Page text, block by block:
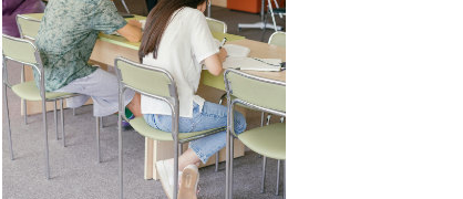
Supérieur privé : une dérive
qui met à mal la promesse
républicaine
11 juillet 2026- National
Le projet de loi sur la régulation de
l’enseignement supérieur privé met
en lumière l’amplification d’un
système qui relègue l’acte